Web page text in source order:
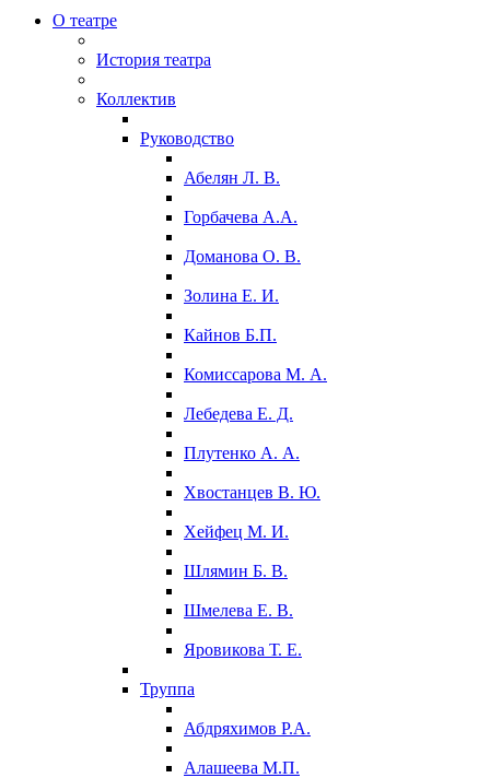
О театре
История театра
Коллектив
Руководство
Абелян Л. В.
Горбачева А.А.
Доманова О. В.
Золина Е. И.
Кайнов Б.П.
Комиссарова М. А.
Лебедева Е. Д.
Плутенко А. А.
Хвостанцев В. Ю.
Хейфец М. И.
Шлямин Б. В.
Шмелева Е. В.
Яровикова Т. Е.
Труппа
Абдряхимов Р.А.
Алашеева М.П.